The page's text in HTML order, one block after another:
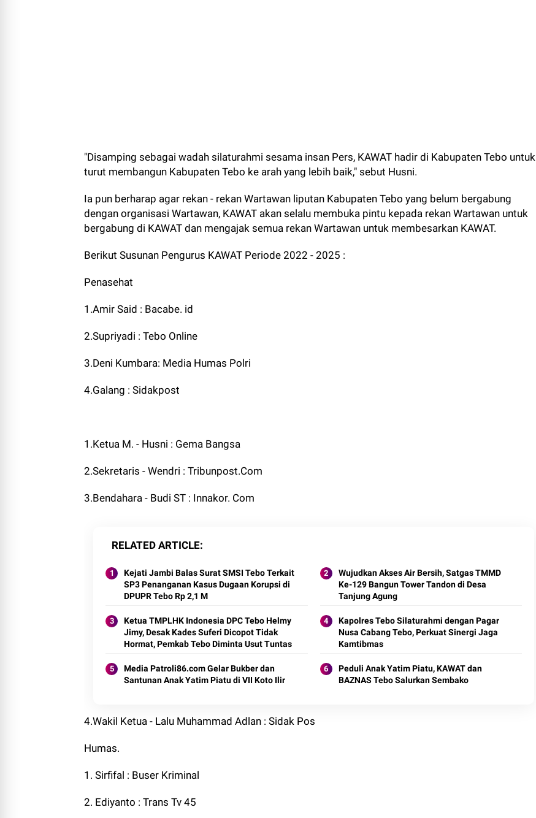
"Disamping sebagai wadah silaturahmi sesama insan Pers, KAWAT hadir di Kabupaten Tebo untuk
turut membangun Kabupaten Tebo ke arah yang lebih baik," sebut Husni.
Ia pun berharap agar rekan - rekan Wartawan liputan Kabupaten Tebo yang belum bergabung
dengan organisasi Wartawan, KAWAT akan selalu membuka pintu kepada rekan Wartawan untuk
bergabung di KAWAT dan mengajak semua rekan Wartawan untuk membesarkan KAWAT.
Berikut Susunan Pengurus KAWAT Periode 2022 - 2025 :
Penasehat
1.Amir Said : Bacabe. id
2.Supriyadi : Tebo Online
3.Deni Kumbara: Media Humas Polri
4.Galang : Sidakpost
1.Ketua M. - Husni : Gema Bangsa
2.Sekretaris - Wendri : Tribunpost.Com
3.Bendahara - Budi ST : Innakor. Com
RELATED ARTICLE
Kejati Jambi Balas Surat SMSI Tebo Terkait
SP3 Penanganan Kasus Dugaan Korupsi di
DPUPR Tebo Rp 2,1 M
Wujudkan Akses Air Bersih, Satgas TMMD
Ke-129 Bangun Tower Tandon di Desa
Tanjung Agung
Ketua TMPLHK Indonesia DPC Tebo Helmy
Jimy, Desak Kades Suferi Dicopot Tidak
Hormat, Pemkab Tebo Diminta Usut Tuntas
Kapolres Tebo Silaturahmi dengan Pagar
Nusa Cabang Tebo, Perkuat Sinergi Jaga
Kamtibmas
Media Patroli86.com Gelar Bukber dan
Santunan Anak Yatim Piatu di VII Koto Ilir
Peduli Anak Yatim Piatu, KAWAT dan
BAZNAS Tebo Salurkan Sembako
4.Wakil Ketua - Lalu Muhammad Adlan : Sidak Pos
Humas.
1. Sirfifal : Buser Kriminal
2. Ediyanto : Trans Tv 45